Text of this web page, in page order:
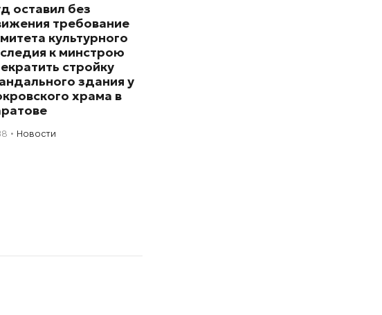
оставил без
требование
культурного
к минстрою
стройку
здания у
храма в
Новости